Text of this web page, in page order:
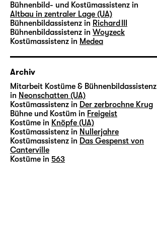
Bühnenbild- und Kostümassistenz in
Altbau in zentraler Lage (UA)
Bühnenbildassistenz in Richard III
Bühnenbildassistenz in Woyzeck
Kostümassistenz in Medea
Archiv
Mitarbeit Kostüme & Bühnenbildassistenz
in Neonschatten (UA)
Kostümassistenz in Der zerbrochne Krug
Bühne und Kostüm in Freigeist
Kostüme in Knöpfe (UA)
Kostümassistenz in Nullerjahre
Kostümassistenz in Das Gespenst von
Canterville
Kostüme in 563